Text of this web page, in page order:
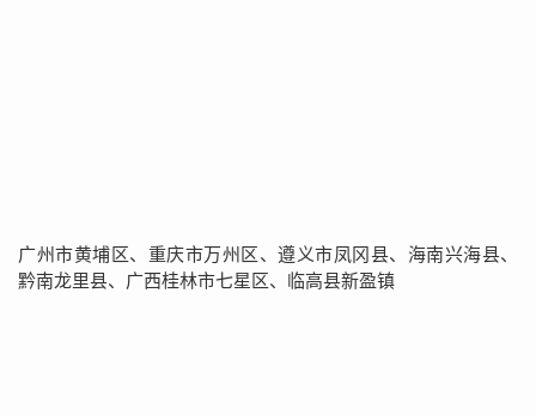
广州市黄埔区、重庆市万州区、遵义市凤冈县、海南兴海县、
黔南龙里县、广西桂林市七星区、临高县新盈镇